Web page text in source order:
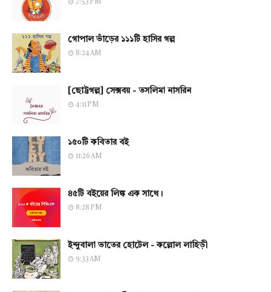
7:53 PM
গোপাল ভাঁড়ের ১১১টি হাসির গল্প
8:24 AM
[ছোট্টগল্প] সেক্সবয় - তসলিমা নাসরিন
4:11 PM
১৫০টি কবিতার বই
11:26 AM
৪৫টি বইয়ের লিঙ্ক এক সাথে।
8:28 PM
ইন্দুবালা ভাতের হোটেল - কল্লোল লাহিড়ী
9:33 AM